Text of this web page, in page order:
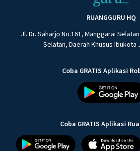
RUANGGURU HQ
Jl. Dr. Saharjo No.161, Manggarai
Selatan, Daerah Khusus Ibukota
Coba GRATIS Aplikasi
Coba GRATIS Aplikasi